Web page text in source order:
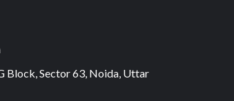
Block, Sector 63, Noida, Uttar